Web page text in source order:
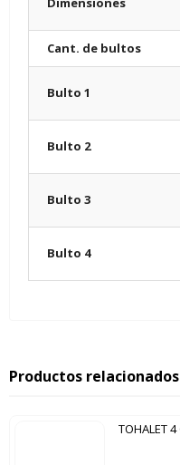
Cant. de bultos
Bulto 1
Bulto 2
Bulto 3
Bulto 4
Productos relacionados